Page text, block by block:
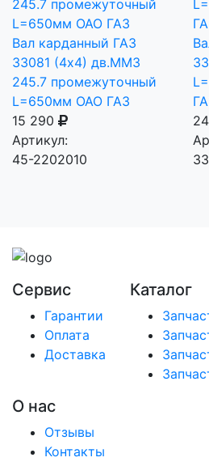
Вал карданный ГАЗ
33081 (4х4) дв.ММЗ
245.7 промежуточный
L=650мм ОАО ГАЗ
15 290
Артикул:
45-2202010
Сервис
Гарантии
Оплата
Доставка
Каталог
О нас
Отзывы
Контакты